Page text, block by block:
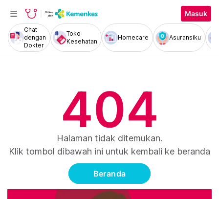
Masuk
Chat
dengan
Dokter
Toko
Kesehatan
Homecare Asuransiku
404
Halaman tidak ditemukan.
Klik tombol dibawah ini untuk kembali ke beranda
Beranda